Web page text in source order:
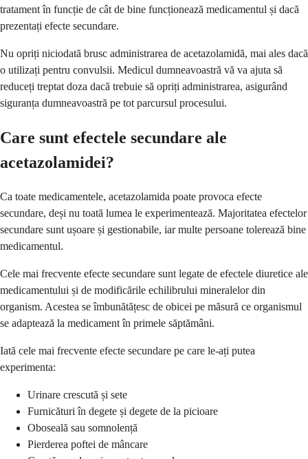
tratament în funcție de cât de bine funcționează medicamentul și dacă
prezentați efecte secundare.
Nu opriți niciodată brusc administrarea de acetazolamidă, mai ales dacă
o utilizați pentru convulsii. Medicul dumneavoastră vă va ajuta să
reduceți treptat doza dacă trebuie să opriți administrarea, asigurând
siguranța dumneavoastră pe tot parcursul procesului.
Care sunt efectele secundare ale
acetazolamidei?
Ca toate medicamentele, acetazolamida poate provoca efecte
secundare, deși nu toată lumea le experimentează. Majoritatea efectelor
secundare sunt ușoare și gestionabile, iar multe persoane tolerează bine
medicamentul.
Cele mai frecvente efecte secundare sunt legate de efectele diuretice ale
medicamentului și de modificările echilibrului mineralelor din
organism. Acestea se îmbunătățesc de obicei pe măsură ce organismul
se adaptează la medicament în primele săptămâni.
Iată cele mai frecvente efecte secundare pe care le-ați putea
experimenta:
Urinare crescută și sete
Furnicături în degete și degete de la picioare
Oboseală sau somnolență
Pierderea poftei de mâncare